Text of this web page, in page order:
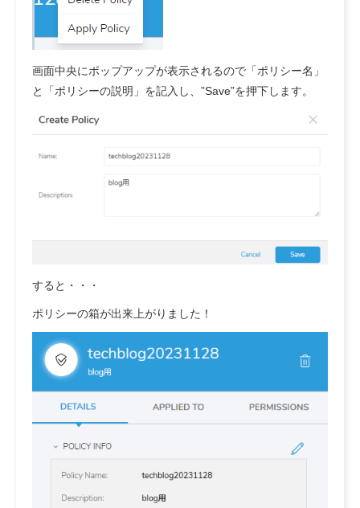
画面中央にポップアップが表示されるので「ポリシー名」
と「ポリシーの説明」を記入し、”Save”を押下します。
すると・・・
ポリシーの箱が出来上がりました！